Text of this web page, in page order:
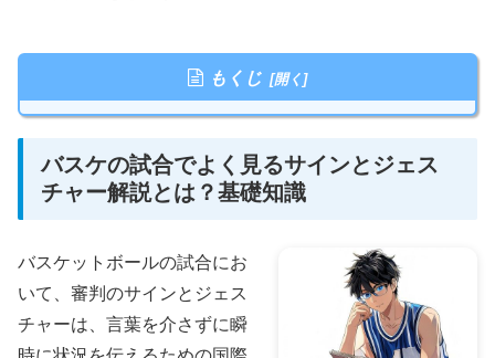
もくじ
バスケの試合でよく見るサインとジェス
チャー解説とは？基礎知識
バスケットボールの試合にお
いて、審判のサインとジェス
チャーは、言葉を介さずに瞬